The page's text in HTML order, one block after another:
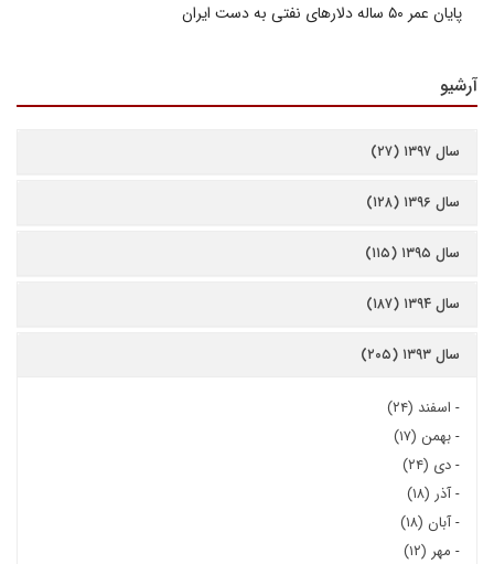
پایان عمر ۵۰ ساله دلارهای نفتی به دست ایران
آرشیو
سال ۱۳۹۷ (۲۷)
سال ۱۳۹۶ (۱۲۸)
سال ۱۳۹۵ (۱۱۵)
سال ۱۳۹۴ (۱۸۷)
سال ۱۳۹۳ (۲۰۵)
- اسفند (۲۴)
-بهمن (۱۷)
-دی (۲۴)
-آذر (۱۸)
-آبان (۱۸)
- مهر (۱۲)